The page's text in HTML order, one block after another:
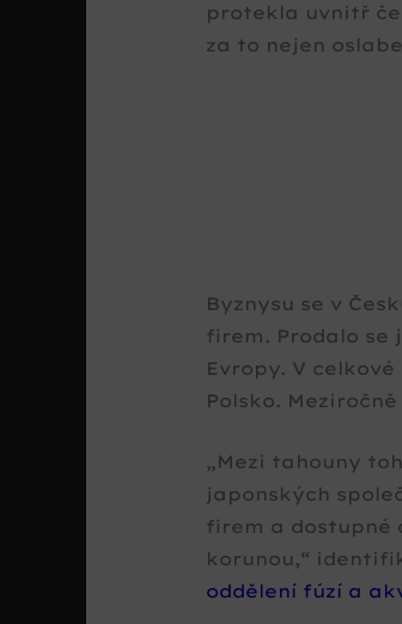
protekla uvnitř
za to nejen
Byznysu se v
firem. Prodalo se
Evropy. V
Polsko.
Mezi tahouny
japonských
firem a dostupné
korunou,
oddělení fúzí a